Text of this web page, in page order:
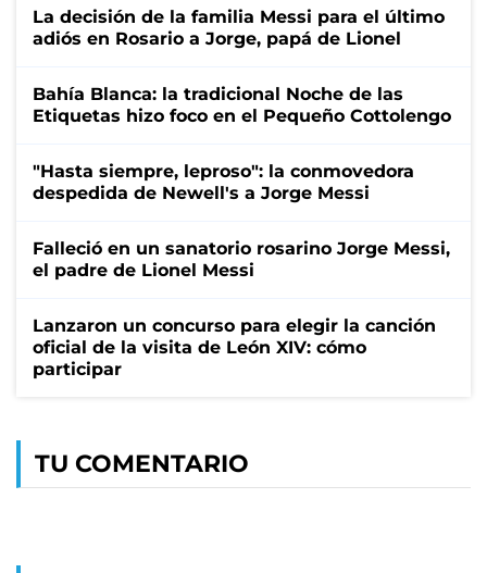
La decisión de la familia Messi para el último
adiós en Rosario a Jorge, papá de Lionel
Bahía Blanca: la tradicional Noche de las
Etiquetas hizo foco en el Pequeño Cottolengo
"Hasta siempre, leproso": la conmovedora
despedida de Newell's a Jorge Messi
Falleció en un sanatorio rosarino Jorge Messi,
el padre de Lionel Messi
Lanzaron un concurso para elegir la canción
oficial de la visita de León XIV: cómo
participar
TU COMENTARIO